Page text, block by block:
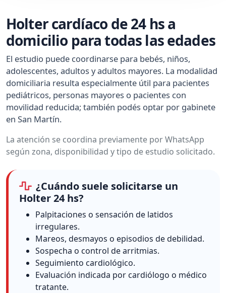
Holter cardíaco de 24 hs a
domicilio para todas las edades
El estudio puede coordinarse para bebés, niños,
adolescentes, adultos y adultos mayores. La modalidad
domiciliaria resulta especialmente útil para pacientes
pediátricos, personas mayores o pacientes con
movilidad reducida; también podés optar por gabinete
en San Martín.
La atención se coordina previamente por WhatsApp
según zona, disponibilidad y tipo de estudio solicitado.
¿Cuándo suele solicitarse un
Holter 24 hs?
Palpitaciones o sensación de latidos
irregulares.
Mareos, desmayos o episodios de debilidad.
Sospecha o control de arritmias.
Seguimiento cardiológico.
Evaluación indicada por cardiólogo o médico
tratante.